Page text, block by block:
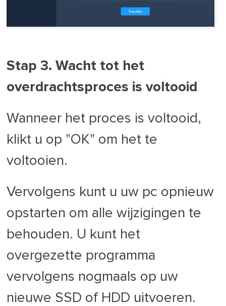
Stap 3. Wacht tot het
overdrachtsproces is voltooid
Wanneer het proces is voltooid,
klikt u op "OK" om het te
voltooien.
Vervolgens kunt u uw pc opnieuw
opstarten om alle wijzigingen te
behouden. U kunt het
overgezette programma
vervolgens nogmaals op uw
nieuwe SSD of HDD uitvoeren.